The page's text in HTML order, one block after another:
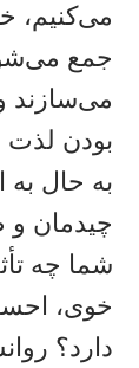
می‌کنیم،
جمع
می‌سازند و
بودن لذت
به حال به
چیدمان و
شما چه
خوی،
دارد؟